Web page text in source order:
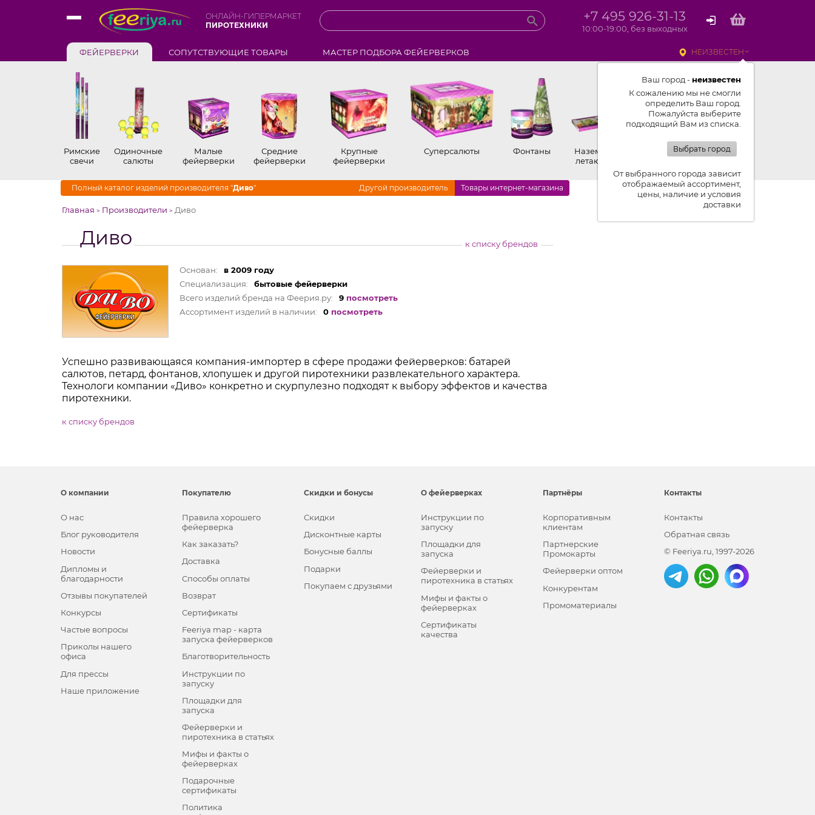
ОНЛАЙН-ГИПЕРМАРКЕТ
ПИРОТЕХНИКИ
+7 495 926-31-13
10:00-19:00, без выходных
ФЕЙЕРВЕРКИ СОПУТСТВУЮЩИЕ ТОВАРЫ МАСТЕР ПОДБОРА ФЕЙЕРВЕРКОВ НЕИЗВЕСТЕН
Ваш город - неизвестен
К сожалению мы не смогли
определить Ваш город.
Пожалуйста выберите
подходящий Вам из списка.
Выбрать город
От выбранного города зависит
отображаемый ассортимент,
цены, наличие и условия
доставки
Римские
свечи
Одиночные
салюты
Малые
фейерверки
Средние
фейерверки
Крупные
фейерверки
Суперсалюты Фонтаны
Наземные,
летающие
Петарды
Полный каталог изделий производителя "Диво" Товары интернет-магазина
Другой производитель
Главная > Производители > Диво
Диво к списку брендов
Основан:
в 2009 году
Специализация:
бытовые фейерверки
Всего изделий бренда на Феерия.ру:
9 посмотреть
Ассортимент изделий в наличии:
0 посмотреть
Успешно развивающаяся компания-импортер в сфере продажи фейерверков: батарей
салютов, петард, фонтанов, хлопушек и другой пиротехники развлекательного характера.
Технологи компании «Диво» конкретно и скурпулезно подходят к выбору эффектов и качества
пиротехники.
к списку брендов
О компании
О нас
Блог руководителя
Новости
Дипломы и
благодарности
Отзывы покупателей
Конкурсы
Частые вопросы
Приколы нашего
офиса
Для прессы
Наше приложение
Покупателю
Правила хорошего
фейерверка
Как заказать?
Доставка
Способы оплаты
Возврат
Сертификаты
Feeriya map - карта
запуска фейерверков
Благотворительность
Инструкции по
запуску
Площадки для
запуска
Фейерверки и
пиротехника в статьях
Мифы и факты о
фейерверках
Подарочные
сертификаты
Политика
Скидки и бонусы
Скидки
Дисконтные карты
Бонусные баллы
Подарки
Покупаем с друзьями
О фейерверках
Инструкции по
запуску
Площадки для
запуска
Фейерверки и
пиротехника в статьях
Мифы и факты о
фейерверках
Сертификаты
качества
Партнёры
Корпоративным
клиентам
Партнерские
Промокарты
Фейерверки оптом
Конкурентам
Промоматериалы
Контакты
Контакты
Обратная связь
© Feeriya.ru, 1997-2026